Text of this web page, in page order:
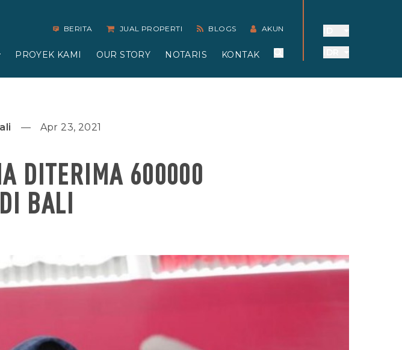
BERITA JUAL PROPERTI BLOGS AKUN
PROYEK KAMI OUR STORY NOTARIS KONTAK
Apr 23, 2021
DITERIMA 600000
BALI